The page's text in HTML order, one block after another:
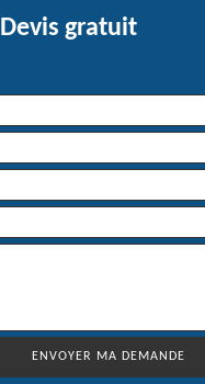
Devis gratuit